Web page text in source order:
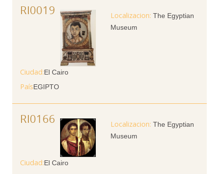
RI0019
The Egyptian
Museum
Ciudad El Cairo
PaísEGIPTO
RI0166
The Egyptian
Museum
Ciudad El Cairo